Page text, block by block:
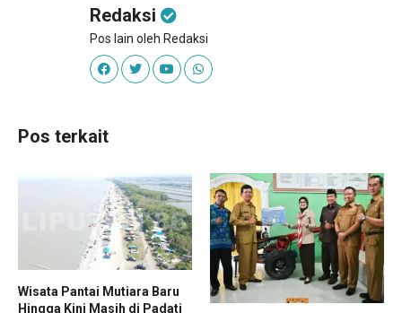
Redaksi
Pos lain oleh Redaksi
Pos terkait
Wisata Pantai Mutiara Baru
Hingga Kini Masih di Padati